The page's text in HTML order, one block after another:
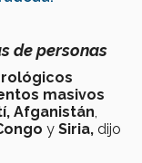
de personas
masivos
Afganistán,
y Siria, dijo